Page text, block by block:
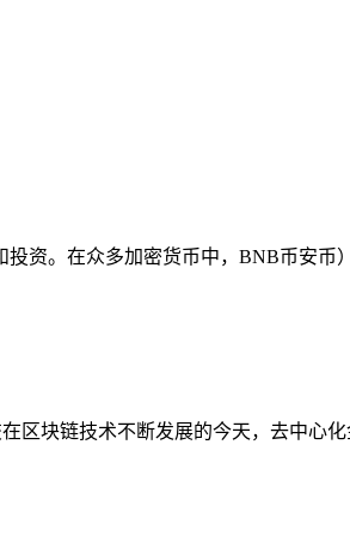
资。在众多加密货币中，BNB币安
区块链技术不断发展的今天，去中心